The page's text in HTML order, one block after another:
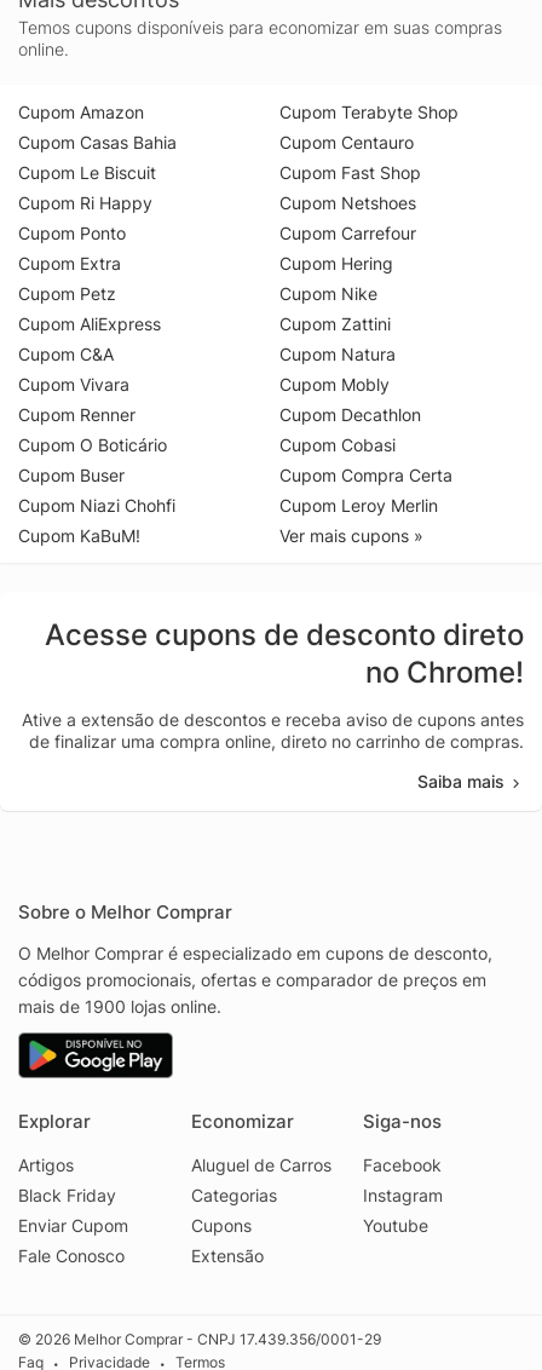
Temos cupons disponíveis para economizar em suas compras
online.
Cupom Amazon
Cupom Casas Bahia
Cupom Le Biscuit
Cupom Ri Happy
Cupom Ponto
Cupom Extra
Cupom Petz
Cupom AliExpress
Cupom C&A
Cupom Vivara
Cupom Renner
Cupom O Boticário
Cupom Buser
Cupom Niazi Chohfi
Cupom KaBuM!
Cupom Terabyte Shop
Cupom Centauro
Cupom Fast Shop
Cupom Netshoes
Cupom Carrefour
Cupom Hering
Cupom Nike
Cupom Zattini
Cupom Natura
Cupom Mobly
Cupom Decathlon
Cupom Cobasi
Cupom Compra Certa
Cupom Leroy Merlin
Ver mais cupons »
Acesse cupons de desconto direto
no Chrome!
Ative a extensão de descontos e receba aviso de cupons antes
de finalizar uma compra online, direto no carrinho de compras.
Saiba mais
Sobre o Melhor Comprar
O Melhor Comprar é especializado em cupons de desconto,
códigos promocionais, ofertas e comparador de preços em
mais de 1900 lojas online.
Explorar
Artigos
Black Friday
Enviar Cupom
Fale Conosco
Economizar
Aluguel de Carros
Categorias
Cupons
Extensão
Siga-nos
Facebook
Instagram
Youtube
© 2026 Melhor Comprar - CNPJ 17.439.356/0001-29
Faq
• Privacidade • Termos